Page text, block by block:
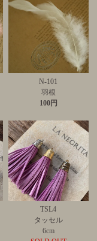
N-101
羽根
100円
TSL4
タッセル
6cm